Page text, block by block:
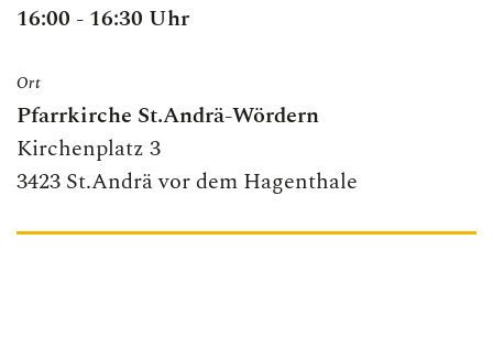
16:00 - 16:30 Uhr
Ort
Pfarrkirche St.Andrä-Wördern
Kirchenplatz 3
3423 St.Andrä vor dem Hagenthale